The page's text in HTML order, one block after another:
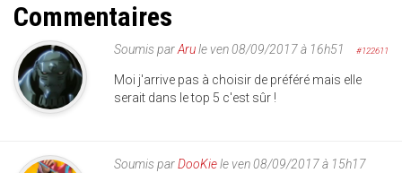
Commentaires
Soumis parArule ven 08/09/2017 à 16h51 #122611
Moi j'arrive pas à choisir de préféré mais elle
serait dans le top 5 c'est sûr !
Soumis parDooKiele ven 08/09/2017 à 15h17